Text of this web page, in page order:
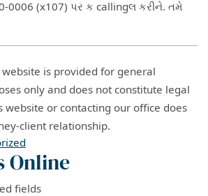
0006 (x107) પર ક callingલ કરીને. તમે
is provided for general
only and does not constitute legal
website or contacting our office does
client relationship.
Online
fields